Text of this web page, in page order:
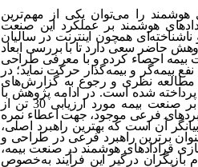
را می‌توان یکی از مهم‌ترین
هوشمند بر عملکرد این صنعت
ناشناخته‌ای همچون اینترنت در سالیان
حاضر سعی دارد تا با بررسی ابعاد
بیمه احصاء کرده و با معرفی طراحی
بیمه‌گر و بیمه‌گذار حرکت نماید؛ در
مطالعه نظری و رجوع به گزارش‌های
شده است. در ادامه پژوهش با
، نقاط قوت، ضعف، فرصت و تهدید اثرگذاری قراردادهای هوشمند بر صنعت بیمه مورد ارزیابی 30 تن از
فرعی موجود، جهت اعطاء نمره
بیانگر آن است که بهترین راهبرد اصلی،
برترین راهبرد فرعی در طراحی و
قرادادهای هوشمند در صنعت بیمه،
درگیر این فرآیند به‌خصوص